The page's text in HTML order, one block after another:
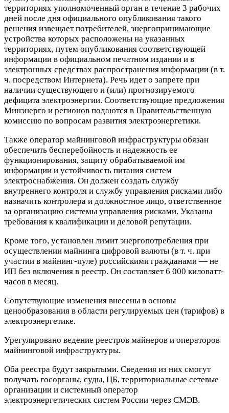
территориях уполномоченный орган в течение 3 рабочих
дней после дня официального опубликования такого
решения извещает потребителей, энергопринимающие
устройства которых расположены на указанных
территориях, путем опубликования соответствующей
информации в официальном печатном издании и в
электронных средствах распространения информации (в т.
ч. посредством Интернета). Речь идет о запрете при
наличии существующего и (или) прогнозируемого
дефицита электроэнергии. Соответствующие предложения
Минэнерго и регионов подаются в Правительственную
комиссию по вопросам развития электроэнергетики.
Также оператор майнинговой инфраструктуры обязан
обеспечить бесперебойность и надежность ее
функционирования, защиту обрабатываемой им
информации и устойчивость питания систем
электроснабжения. Он должен создать службу
внутреннего контроля и службу управления рисками либо
назначить контролера и должностное лицо, ответственное
за организацию системы управления рисками. Указаны
требования к квалификации и деловой репутации.
Кроме того, установлен лимит энергопотребления при
осуществлении майнинга цифровой валюты (в т. ч. при
участии в майнинг-пуле) российскими гражданами — не
ИП без включения в реестр. Он составляет 6 000 киловатт-
часов в месяц.
Сопутствующие изменения внесены в основы
ценообразования в области регулируемых цен (тарифов) в
электроэнергетике.
Урегулировано ведение реестров майнеров и операторов
майнинговой инфраструктуры.
Оба реестра будут закрытыми. Сведения из них смогут
получать госорганы, суды, ЦБ, территориальные сетевые
организации и системный оператор
электроэнергетических систем России через СМЭВ.